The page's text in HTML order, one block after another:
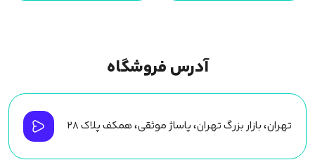
آدرس فروشگاه
تهران، بازار بزرگ تهران، پاساژ موثقی، همکف پلاک ۲۸